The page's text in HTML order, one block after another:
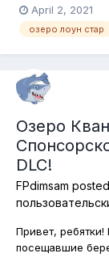
континента!
участник
April 2, 2021
озеро лоун стар
Озеро
DLC!
FPdimsam
Привет,
посещавшие